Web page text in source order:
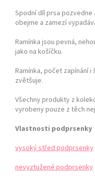
Spodní díl prsa
obejme a zamezí
Ramínka jsou pevná,
jako na košíčku.
Ramínka, počet zapínání
zvětšuje.
Všechny produkty z
vyrobeny pouze z těch
Vlastnosti podprsenky
vysoký střed podprsenky
nevyztužené podprsenky